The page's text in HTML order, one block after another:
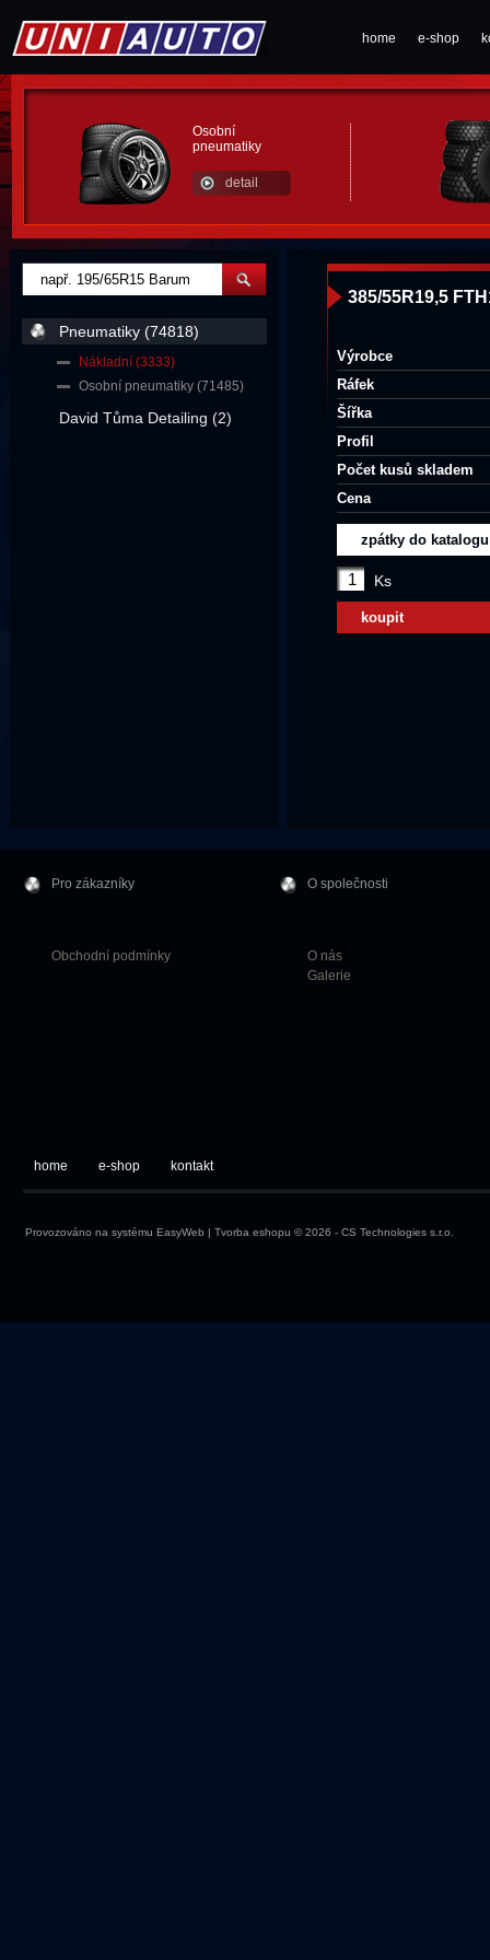
home e-shop
Osobní
pneumatiky
detail
385/55R19,5
Výrobce
Ráfek
Šířka
Profil
Počet kusů skladem
Cena
zpátky do katalogu
Ks
koupit
Pneumatiky (74818)
Nákladní (3333)
Osobní pneumatiky (71485)
David Tůma Detailing (2)
Pro zákazníky
Obchodní podmínky
O společnosti
O nás
Galerie
home e-shop kontakt
Provozováno na systému EasyWeb | Tvorba eshopu © 2026 - CS Technologies s.r.o.